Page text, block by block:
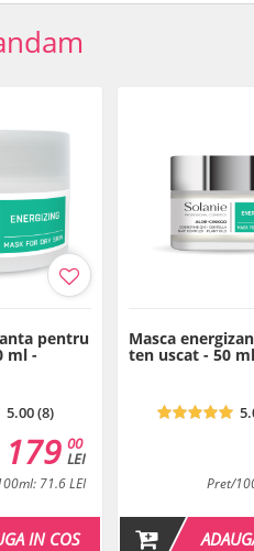
pentru
ml -
5.00 (8)
00
LEI
179
71.6 LEI
IN COS
Masca
ten uscat - 50
Pret/